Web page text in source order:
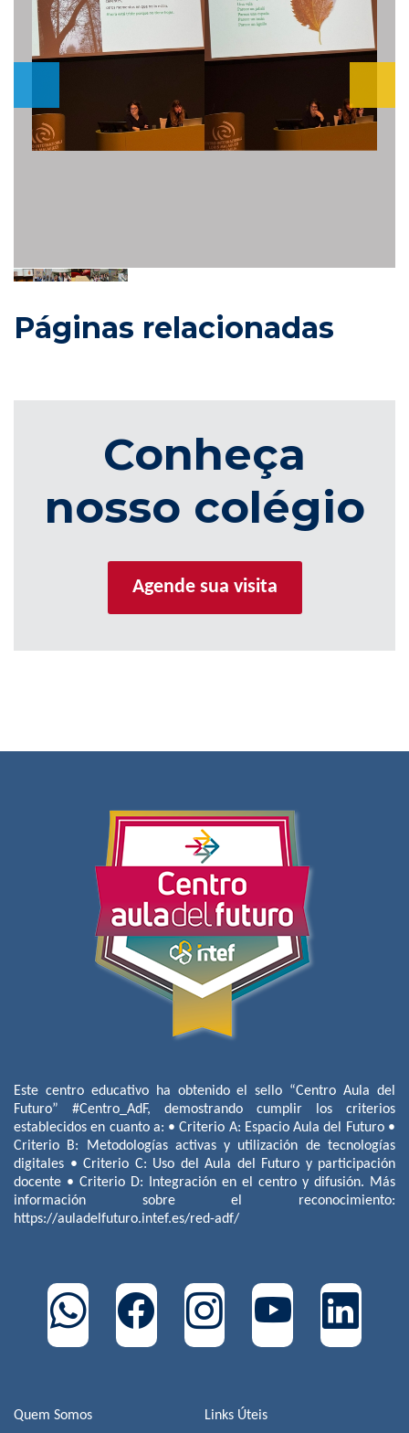
Páginas relacionadas
Conheça
nosso colégio
Agende sua visita
Quem Somos Links Úteis
Este centro educativo ha obtenido el sello “Centro Aula del
Futuro” #Centro_AdF, demostrando cumplir los criterios
establecidos en cuanto a: • Criterio A: Espacio Aula del Futuro •
Criterio B: Metodologías activas y utilización de tecnologías
digitales • Criterio C: Uso del Aula del Futuro y participación
docente • Criterio D: Integración en el centro y difusión. Más
información sobre el reconocimiento:
https://auladelfuturo.intef.es/red-adf/